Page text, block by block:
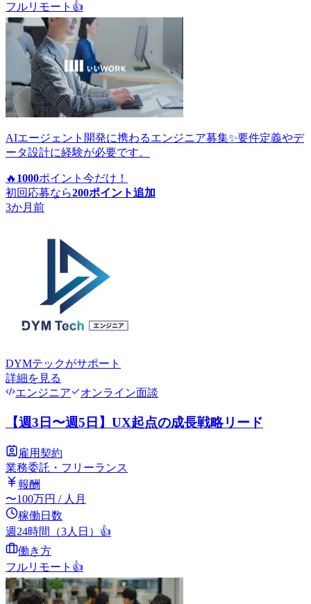
フルリモート 👍
AIエージェント開発に携わるエンジニア募集✨要件定義やデ
ータ設計に経験が必要です。
🔥 1000ポイント 今だけ！
初回応募なら200ポイント追加
3か月前
DYMテックがサポート
詳細を見る
エンジニア
オンライン面談
【週3日〜週5日】UX起点の成長戦略リード
雇用契約
業務委託・フリーランス
報酬
〜100万円 / 人月
稼働日数
週24時間（3人日） 👍
働き方
フルリモート 👍